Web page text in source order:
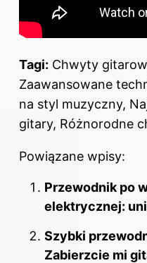
Tagi: Chwyty
Zaawansowane
na styl muzyczny,
gitary, Różnorodne
Powiązane wpisy:
Przewodnik po
elektrycznej:
Szybki
Zabierzcie mi